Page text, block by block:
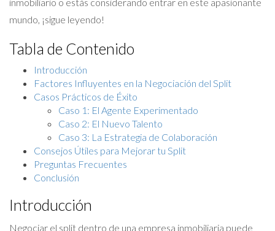
mundo, ¡sigue leyendo!
Tabla de Contenido
Introducción
Factores Influyentes en la Negociación del Split
Casos Prácticos de Éxito
Caso 1: El Agente Experimentado
Caso 2: El Nuevo Talento
Caso 3: La Estrategia de Colaboración
Consejos Útiles para Mejorar tu Split
Preguntas Frecuentes
Conclusión
Introducción
Negociar el split dentro de una empresa inmobiliaria puede